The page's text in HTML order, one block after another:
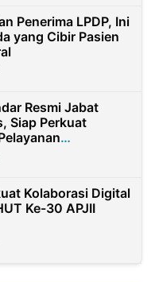
Penerima LPDP, Ini
yang Cibir Pasien
Resmi Jabat
Siap Perkuat
Kolaborasi Digital
Ke-30 APJII